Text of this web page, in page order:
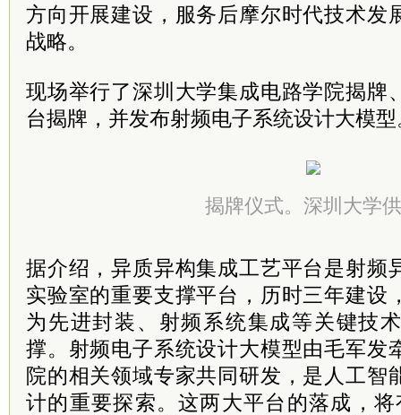
方向开展建设，服务后摩尔时代技术发
战略。
现场举行了深圳大学集成电路学院揭牌
台揭牌，并发布射频电子系统设计大模型
揭牌仪式。深圳大学
据介绍，异质异构集成工艺平台是射频
实验室的重要支撑平台，历时三年建设
为先进封装、射频系统集成等关键技
撑。射频电子系统设计大模型由毛军发
院的相关领域专家共同研发，是人工智
计的重要探索。这两大平台的落成，